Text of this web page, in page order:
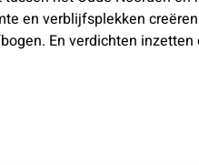
en verblijfsplekken
En verdichten